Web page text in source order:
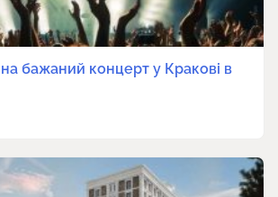
бажаний концерт у Кракові в